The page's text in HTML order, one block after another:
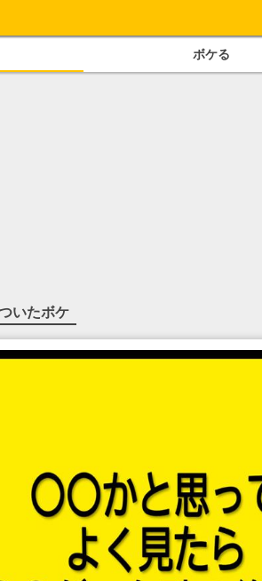
ボケる
いたボケ